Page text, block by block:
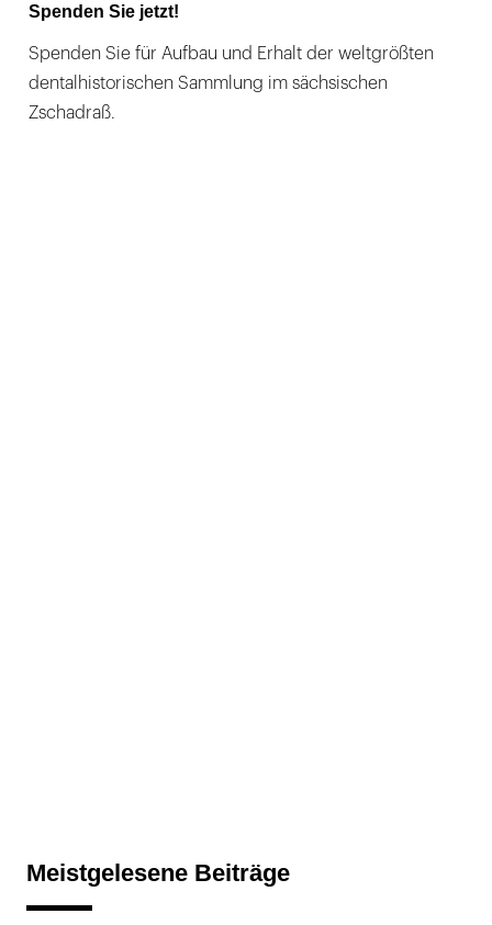
Spenden Sie jetzt!
Spenden Sie für Aufbau und Erhalt der weltgrößten
dentalhistorischen Sammlung im sächsischen
Zschadraß.
Meistgelesene Beiträge